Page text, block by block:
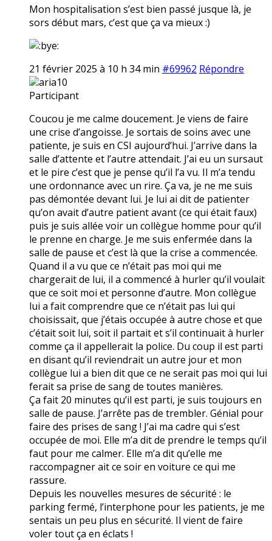
Mon hospitalisation s’est bien passé jusque là, je
sors début mars, c’est que ça va mieux :)
21 février 2025 à 10 h 34 min #69962 Répondre
aria10
Participant
Coucou je me calme doucement. Je viens de faire
une crise d’angoisse. Je sortais de soins avec une
patiente, je suis en CSI aujourd’hui. J’arrive dans la
salle d’attente et l’autre attendait. J’ai eu un sursaut
et le pire c’est que je pense qu’il l’a vu. Il m’a tendu
une ordonnance avec un rire. Ça va, je ne me suis
pas démontée devant lui. Je lui ai dit de patienter
qu’on avait d’autre patient avant (ce qui était faux)
puis je suis allée voir un collègue homme pour qu’il
le prenne en charge. Je me suis enfermée dans la
salle de pause et c’est là que la crise a commencée.
Quand il a vu que ce n’était pas moi qui me
chargerait de lui, il a commencé à hurler qu’il voulait
que ce soit moi et personne d’autre. Mon collègue
lui a fait comprendre que ce n’était pas lui qui
choisissait, que j’étais occupée à autre chose et que
c’était soit lui, soit il partait et s’il continuait à hurler
comme ça il appellerait la police. Du coup il est parti
en disant qu’il reviendrait un autre jour et mon
collègue lui a bien dit que ce ne serait pas moi qui lui
ferait sa prise de sang de toutes manières.
Ça fait 20 minutes qu’il est parti, je suis toujours en
salle de pause. J’arrête pas de trembler. Génial pour
faire des prises de sang ! J’ai ma cadre qui s’est
occupée de moi. Elle m’a dit de prendre le temps qu’il
faut pour me calmer. Elle m’a dit qu’elle me
raccompagner ait ce soir en voiture ce qui me
rassure.
Depuis les nouvelles mesures de sécurité : le
parking fermé, l’interphone pour les patients, je me
sentais un peu plus en sécurité. Il vient de faire
voler tout ça en éclats !